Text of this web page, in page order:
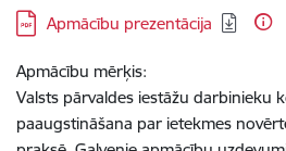
Lejupielādēt:
Apmācību prezentācija
Apmācību mērķis:
Valsts pārvaldes iestāžu darbinieku
paaugstināšana par ietekmes